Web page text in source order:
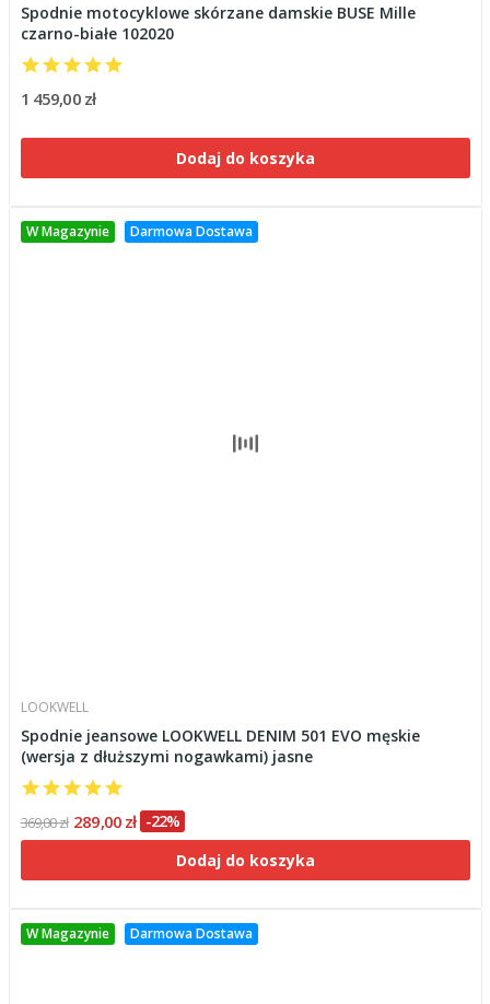
Spodnie motocyklowe skórzane damskie BUSE Mille
czarno-białe 102020
1 459,00 zł
Dodaj do koszyka
W Magazynie Darmowa Dostawa
LOOKWELL
Spodnie jeansowe LOOKWELL DENIM 501 EVO męskie
(wersja z dłuższymi nogawkami) jasne
369,00 zł 289,00 zł -22%
Dodaj do koszyka
W Magazynie Darmowa Dostawa